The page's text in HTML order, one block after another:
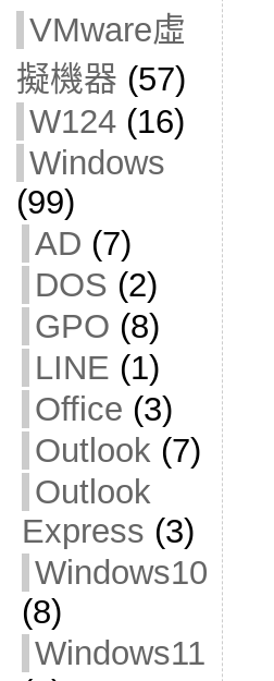
VMware虛
擬機器 (57)
W124(16)
Windows
(99)
AD (7)
DOS (2)
GPO (8)
LINE (1)
Office (3)
Outlook(7)
Outlook
Express (3)
Windows10
(8)
Windows11